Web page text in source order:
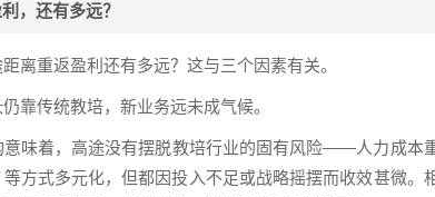
，还有多远？
离重返盈利还有多远？这与三个因素有关。
靠传统教培，新业务远未成气候。
意味着，高途没有摆脱教培行业的固有风险——人力成本
方式多元化，但都因投入不足或战略摇摆而收效甚微。